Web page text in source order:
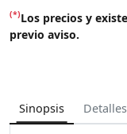
(*)Los precios y
previo aviso.
Sinopsis